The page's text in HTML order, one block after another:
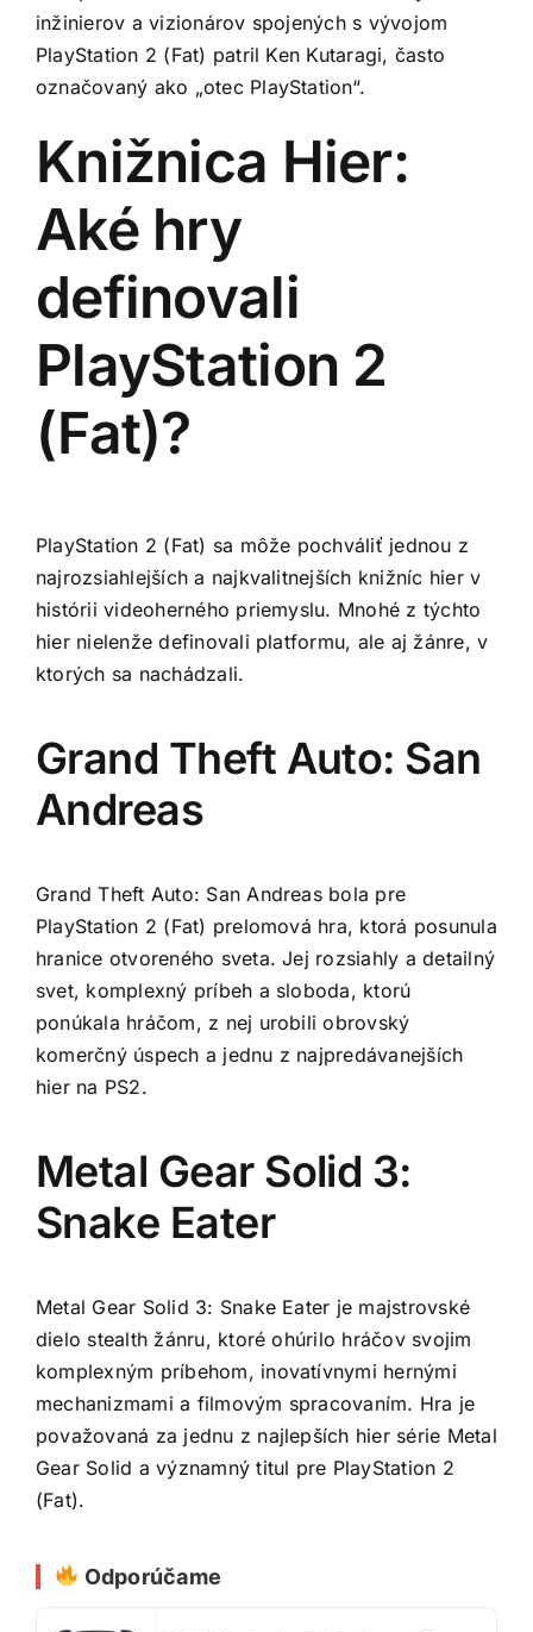
inžinierov a vizionárov spojených s vývojom
PlayStation 2 (Fat) patril Ken Kutaragi, často
označovaný ako „otec PlayStation“.
Knižnica Hier:
Aké hry
definovali
PlayStation 2
(Fat)?
PlayStation 2 (Fat) sa môže pochváliť jednou z
najrozsiahlejších a najkvalitnejších knižníc hier v
histórii videoherného priemyslu. Mnohé z týchto
hier nielenže definovali platformu, ale aj žánre, v
ktorých sa nachádzali.
Grand Theft Auto: San
Andreas
Grand Theft Auto: San Andreas bola pre
PlayStation 2 (Fat) prelomová hra, ktorá posunula
hranice otvoreného sveta. Jej rozsiahly a detailný
svet, komplexný príbeh a sloboda, ktorú
ponúkala hráčom, z nej urobili obrovský
komerčný úspech a jednu z najpredávanejších
hier na PS2.
Metal Gear Solid 3:
Snake Eater
Metal Gear Solid 3: Snake Eater je majstrovské
dielo stealth žánru, ktoré ohúrilo hráčov svojim
komplexným príbehom, inovatívnymi hernými
mechanizmami a filmovým spracovaním. Hra je
považovaná za jednu z najlepších hier série Metal
Gear Solid a významný titul pre PlayStation 2
(Fat).
Odporúčame